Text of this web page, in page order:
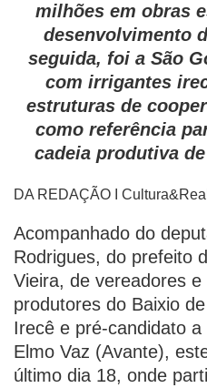
milhões em obras
desenvolvimento
seguida, foi a São
com irrigantes
estruturas de
como referência
cadeia produtiva
DA REDAÇÃO I
Acompanhado do
Rodrigues, do prefeito
Vieira, de vereadores
produtores do Baixio
Irecê e pré-candidato
Elmo Vaz (Avante),
último dia 18, onde